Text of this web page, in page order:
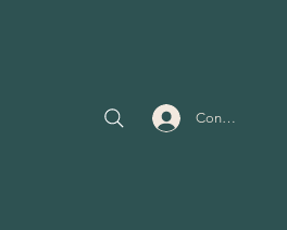
Connexion